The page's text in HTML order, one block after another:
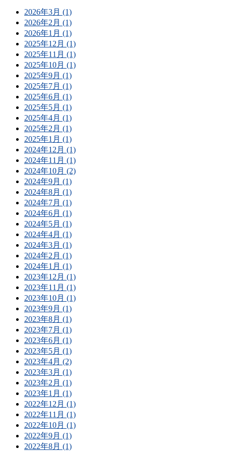
2026年3月 (1)
2026年2月 (1)
2026年1月 (1)
2025年12月 (1)
2025年11月 (1)
2025年10月 (1)
2025年9月 (1)
2025年7月 (1)
2025年6月 (1)
2025年5月 (1)
2025年4月 (1)
2025年2月 (1)
2025年1月 (1)
2024年12月 (1)
2024年11月 (1)
2024年10月 (2)
2024年9月 (1)
2024年8月 (1)
2024年7月 (1)
2024年6月 (1)
2024年5月 (1)
2024年4月 (1)
2024年3月 (1)
2024年2月 (1)
2024年1月 (1)
2023年12月 (1)
2023年11月 (1)
2023年10月 (1)
2023年9月 (1)
2023年8月 (1)
2023年7月 (1)
2023年6月 (1)
2023年5月 (1)
2023年4月 (2)
2023年3月 (1)
2023年2月 (1)
2023年1月 (1)
2022年12月 (1)
2022年11月 (1)
2022年10月 (1)
2022年9月 (1)
2022年8月 (1)